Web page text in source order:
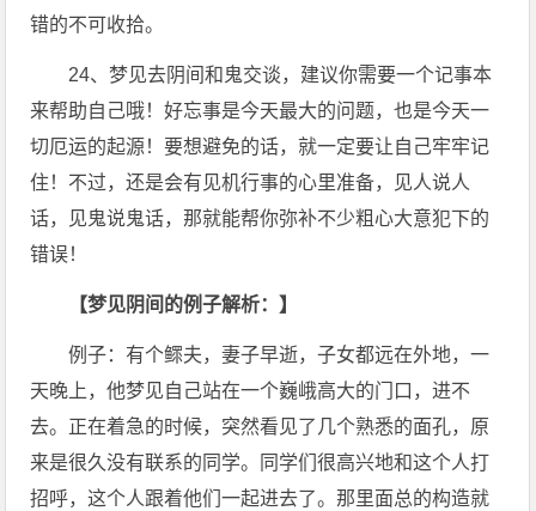
错的不可收拾。
24、梦见去阴间和鬼交谈，建议你需要一个记事本
来帮助自己哦！好忘事是今天最大的问题，也是今天一
切厄运的起源！要想避免的话，就一定要让自己牢牢记
住！不过，还是会有见机行事的心里准备，见人说人
话，见鬼说鬼话，那就能帮你弥补不少粗心大意犯下的
错误！
【梦见阴间的例子解析：】
例子：有个鳏夫，妻子早逝，子女都远在外地，一
天晚上，他梦见自己站在一个巍峨高大的门口，进不
去。正在着急的时候，突然看见了几个熟悉的面孔，原
来是很久没有联系的同学。同学们很高兴地和这个人打
招呼，这个人跟着他们一起进去了。那里面总的构造就